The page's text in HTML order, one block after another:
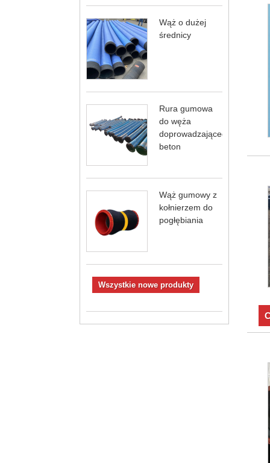
Wąż o dużej
średnicy
Rura gumowa
do węża
doprowadzającego
beton
Wąż gumowy z
kołnierzem do
pogłębiania
Wszystkie nowe produkty